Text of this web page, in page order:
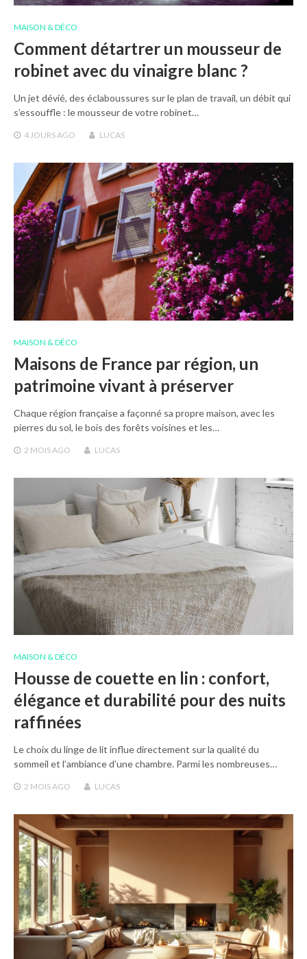
MAISON & DÉCO
Comment détartrer un mousseur de
robinet avec du vinaigre blanc ?
Un jet dévié, des éclaboussures sur le plan de travail, un débit qui
s’essouffle : le mousseur de votre robinet…
4 JOURS AGO LUCAS
MAISON & DÉCO
Maisons de France par région, un
patrimoine vivant à préserver
Chaque région française a façonné sa propre maison, avec les
pierres du sol, le bois des forêts voisines et les…
2 MOIS AGO LUCAS
MAISON & DÉCO
Housse de couette en lin : confort,
élégance et durabilité pour des nuits
raffinées
Le choix du linge de lit influe directement sur la qualité du
sommeil et l’ambiance d’une chambre. Parmi les nombreuses…
2 MOISAGO LUCAS